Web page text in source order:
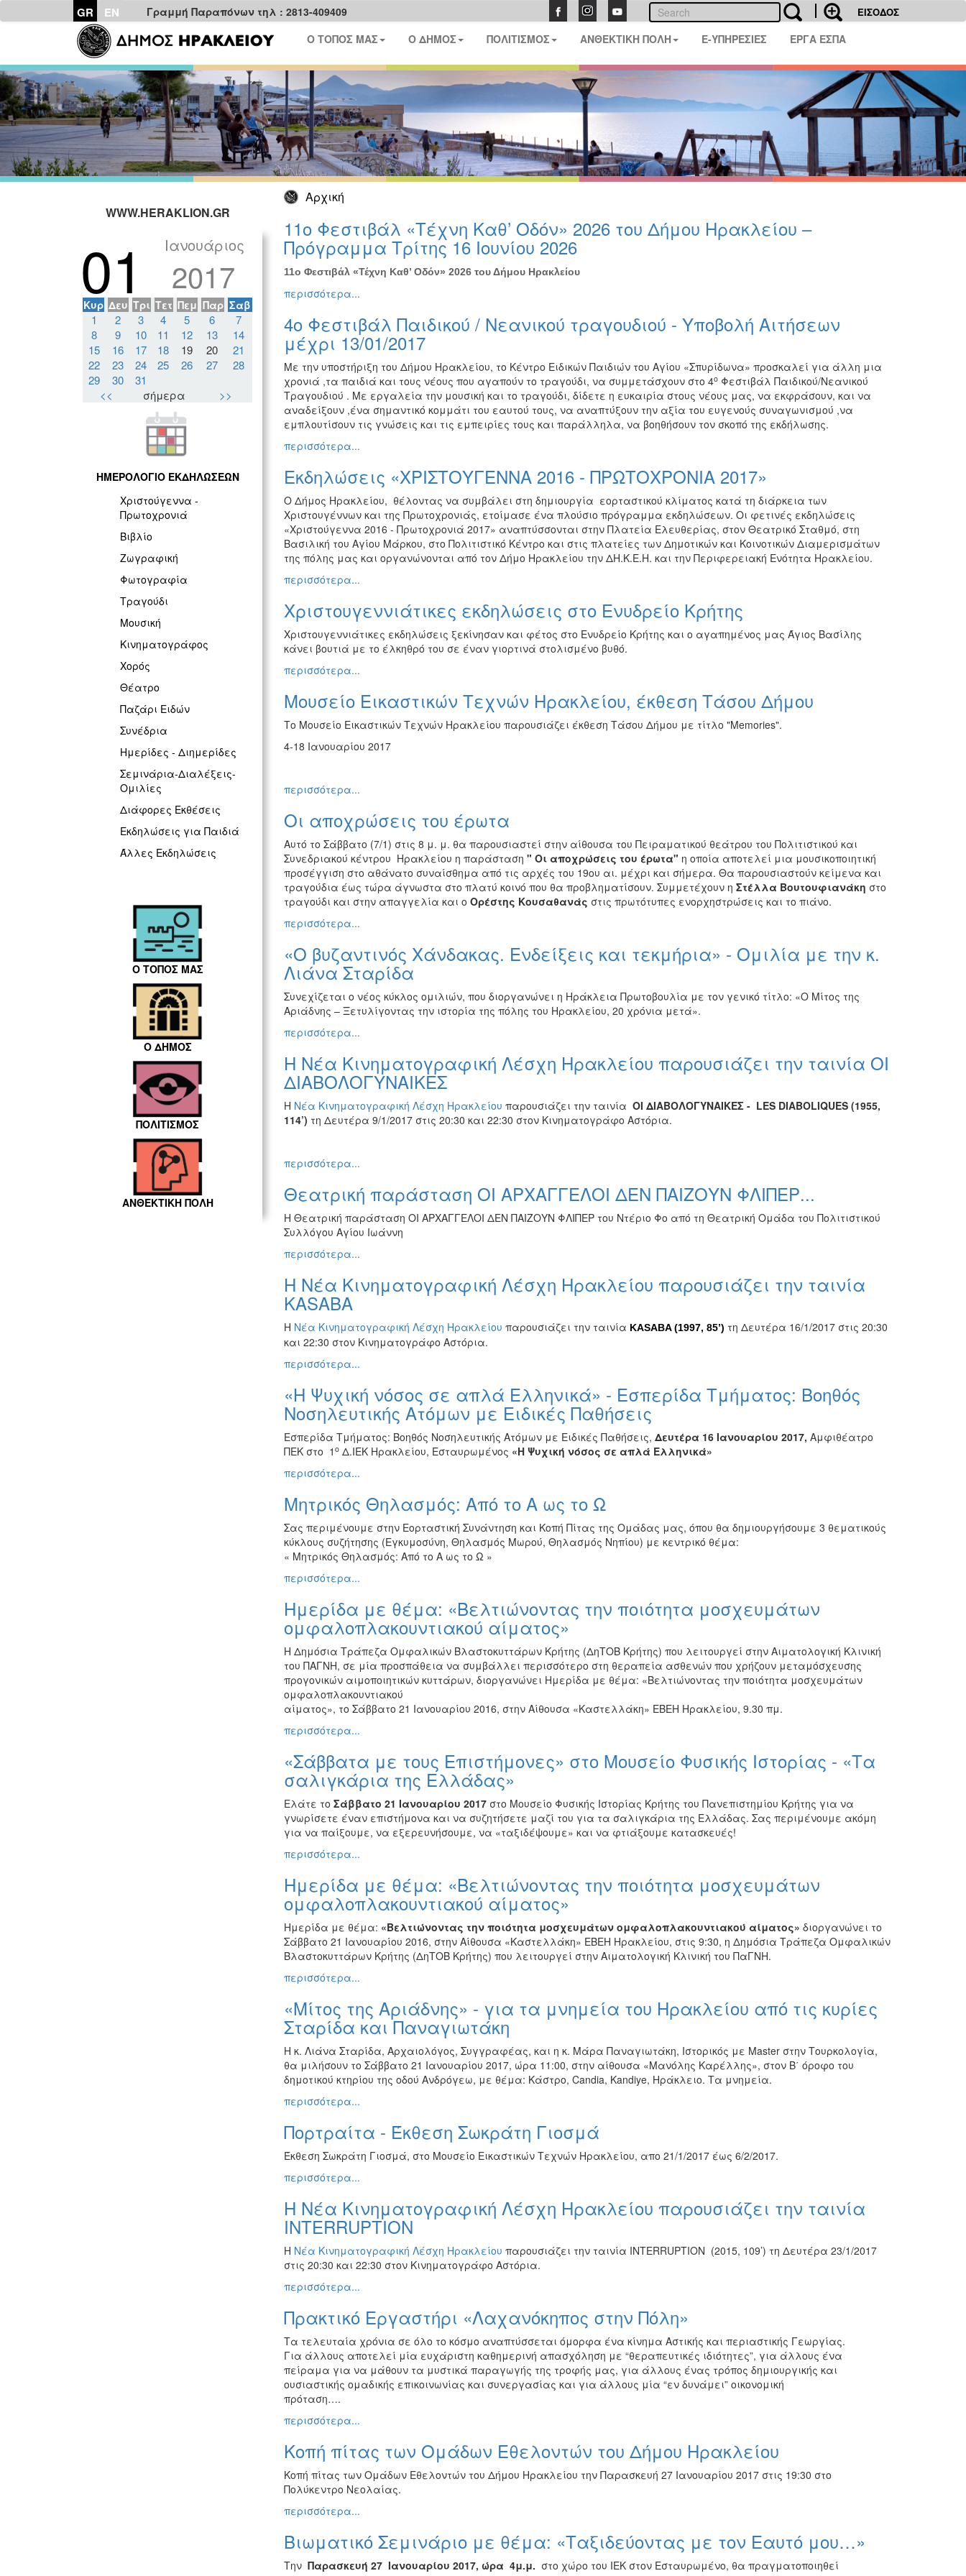
GR EN Γραμμή Παραπόνων τηλ : 2813-409409 ΕΙΣΟΔΟΣ
Ο ΤΟΠΟΣ ΜΑΣ Ο ΔΗΜΟΣ ΠΟΛΙΤΙΣΜΟΣ ΑΝΘΕΚΤΙΚΗ ΠΟΛΗ E-ΥΠΗΡΕΣΙΕΣ ΕΡΓΑ ΕΣΠΑ
Αρχική
WWW.HERAKLION.GR
01 Ιανουάριος
2017
Κυρ Δευ Τρι Τετ Πεμ Παρ Σαβ
1 2 3 4 5 6
7
8
9 10 11 12 13
14
15
16 17 18 19 20
21
22
23 24 25 26 27
28
29
30
31
<<
σήμερα >>
ΗΜΕΡΟΛΟΓΙΟ ΕΚΔΗΛΩΣΕΩΝ
Χριστούγεννα -
Πρωτοχρονιά
Βιβλίο
Ζωγραφική
Φωτογραφία
Τραγούδι
Μουσική
Κινηματογράφος
Χορός
Θέατρο
Παζάρι Ειδών
Συνέδρια
Ημερίδες - Διημερίδες
Σεμινάρια-Διαλέξεις-
Ομιλίες
Διάφορες Εκθέσεις
Εκδηλώσεις για Παιδιά
Άλλες Εκδηλώσεις
Ο ΤΟΠΟΣ ΜΑΣ
Ο ΔΗΜΟΣ
ΠΟΛΙΤΙΣΜΟΣ
ΑΝΘΕΚΤΙΚΗ ΠΟΛΗ
11ο Φεστιβάλ «Τέχνη Καθ’ Οδόν» 2026 του Δήμου Ηρακλείου –
Πρόγραμμα Τρίτης 16 Ιουνίου 2026
11ο Φεστιβάλ «Τέχνη Καθ’ Οδόν» 2026 του Δήμου Ηρακλείου
περισσότερα...
4ο Φεστιβάλ Παιδικού / Νεανικού τραγουδιού - Υποβολή Αιτήσεων
μέχρι 13/01/2017
Με την υποστήριξη του Δήμου Ηρακλείου, το Κέντρο Ειδικών Παιδιών του Αγίου «Σπυρίδωνα» προσκαλεί για άλλη μια
χρονιά ,τα παιδιά και τους νέους που αγαπούν το τραγούδι, να συμμετάσχουν στο 4οΦεστιβάλ Παιδικού/Νεανικού
Τραγουδιού . Με εργαλεία την μουσική και το τραγούδι, δίδετε η ευκαιρία στους νέους μας, να εκφράσουν, και να
αναδείξουν ,ένα σημαντικό κομμάτι του εαυτού τους, να αναπτύξουν την αξία του ευγενούς συναγωνισμού ,να
εμπλουτίσουν τις γνώσεις και τις εμπειρίες τους και παράλληλα, να βοηθήσουν τον σκοπό της εκδήλωσης.
περισσότερα...
Εκδηλώσεις «ΧΡΙΣΤΟΥΓΕΝΝΑ 2016 - ΠΡΩΤΟΧΡΟΝΙΑ 2017»
Ο Δήμος Ηρακλείου, θέλοντας να συμβάλει στη δημιουργία εορταστικού κλίματος κατά τη διάρκεια των
Χριστουγέννων και της Πρωτοχρονιάς, ετοίμασε ένα πλούσιο πρόγραμμα εκδηλώσεων. Οι φετινές εκδηλώσεις
«Χριστούγεννα 2016 - Πρωτοχρονιά 2017» αναπτύσσονται στην Πλατεία Ελευθερίας, στον Θεατρικό Σταθμό, στη
Βασιλική του Αγίου Μάρκου, στο Πολιτιστικό Κέντρο και στις πλατείες των Δημοτικών και Κοινοτικών Διαμερισμάτων
της πόλης μας και οργανώνονται από τον Δήμο Ηρακλείου την ΔΗ.Κ.Ε.Η. και την Περιφερειακή Ενότητα Ηρακλείου.
περισσότερα...
Χριστουγεννιάτικες εκδηλώσεις στο Ενυδρείο Κρήτης
Χριστουγεννιάτικες εκδηλώσεις ξεκίνησαν και φέτος στο Ενυδρείο Κρήτης και ο αγαπημένος μας Άγιος Βασίλης
κάνει βουτιά με το έλκηθρό του σε έναν γιορτινά στολισμένο βυθό.
περισσότερα...
Μουσείο Εικαστικών Τεχνών Ηρακλείου, έκθεση Τάσου Δήμου
Το Μουσείο Εικαστικών Τεχνών Ηρακλείου παρουσιάζει έκθεση Τάσου Δήμου με τίτλο "Memories".
4-18 Ιανουαρίου 2017
περισσότερα...
Οι αποχρώσεις του έρωτα
Αυτό το Σάββατο (7/1) στις 8 μ. μ. θα παρουσιαστεί στην αίθουσα του Πειραματικού θεάτρου του Πολιτιστικού και
Συνεδριακού κέντρου Ηρακλείου η παράσταση " Οι αποχρώσεις του έρωτα" η οποία αποτελεί μια μουσικοποιητική
προσέγγιση στο αθάνατο συναίσθημα από τις αρχές του 19ου αι. μέχρι και σήμερα. Θα παρουσιαστούν κείμενα και
τραγούδια έως τώρα άγνωστα στο πλατύ κοινό που θα προβληματίσουν. Συμμετέχουν η Στέλλα Βουτουφιανάκη στο
τραγούδι και στην απαγγελία και ο Ορέστης Κουσαθανάς στις πρωτότυπες ενορχηστρώσεις και το πιάνο.
περισσότερα...
«Ο βυζαντινός Χάνδακας. Ενδείξεις και τεκμήρια» - Ομιλία με την κ.
Λιάνα Σταρίδα
Συνεχίζεται ο νέος κύκλος ομιλιών, που διοργανώνει η Ηράκλεια Πρωτοβουλία με τον γενικό τίτλο: «Ο Μίτος της
Αριάδνης – Ξετυλίγοντας την ιστορία της πόλης του Ηρακλείου, 20 χρόνια μετά».
περισσότερα...
Η Νέα Κινηματογραφική Λέσχη Ηρακλείου παρουσιάζει την ταινία ΟΙ
ΔΙΑΒΟΛΟΓΥΝΑΙΚΕΣ
Η Νέα Κινηματογραφική Λέσχη Ηρακλείου παρουσιάζει την ταινία ΟΙ ΔΙΑΒΟΛΟΓΥΝΑΙΚΕΣ - LES DIABOLIQUES (1955,
114’) τη Δευτέρα 9/1/2017 στις 20:30 και 22:30 στον Κινηματογράφο Αστόρια.
περισσότερα...
Θεατρική παράσταση ΟΙ ΑΡΧΑΓΓΕΛΟΙ ΔΕΝ ΠΑΙΖΟΥΝ ΦΛΙΠΕΡ...
Η Θεατρική παράσταση ΟΙ ΑΡΧΑΓΓΕΛΟΙ ΔΕΝ ΠΑΙΖΟΥΝ ΦΛΙΠΕΡ του Ντέριο Φο από τη Θεατρική Ομάδα του Πολιτιστικού
Συλλόγου Αγίου Ιωάννη
περισσότερα...
Η Νέα Κινηματογραφική Λέσχη Ηρακλείου παρουσιάζει την ταινία
KASABA
Η Νέα Κινηματογραφική Λέσχη Ηρακλείου παρουσιάζει την ταινία KASABA(1997, 85’) τη Δευτέρα 16/1/2017 στις 20:30
και 22:30 στον Κινηματογράφο Αστόρια.
περισσότερα...
«H Ψυχική νόσος σε απλά Ελληνικά» - Εσπερίδα Τμήματος: Βοηθός
Νοσηλευτικής Ατόμων με Ειδικές Παθήσεις
Εσπερίδα Τμήματος: Βοηθός Νοσηλευτικής Ατόμων με Ειδικές Παθήσεις, Δευτέρα 16 Ιανουαρίου 2017, Αμφιθέατρο
ΠΕΚ στο 1 οΔ.ΙΕΚ Ηρακλείου, Εσταυρωμένος «H Ψυχική νόσος σε απλά Ελληνικά»
περισσότερα...
Μητρικός Θηλασμός: Από το Α ως το Ω
Σας περιμένουμε στην Εορταστική Συνάντηση και Κοπή Πίτας της Ομάδας μας, όπου θα δημιουργήσουμε 3 θεματικούς
κύκλους συζήτησης (Εγκυμοσύνη, Θηλασμός Μωρού, Θηλασμός Νηπίου) με κεντρικό θέμα:
« Μητρικός Θηλασμός: Από το Α ως το Ω »
περισσότερα...
Ημερίδα με θέμα: «Βελτιώνοντας την ποιότητα μοσχευμάτων
ομφαλοπλακουντιακού αίματος»
Η Δημόσια Τράπεζα Ομφαλικών Βλαστοκυττάρων Κρήτης (ΔηΤΟΒ Κρήτης) που λειτουργεί στην Αιματολογική Κλινική
του ΠΑΓΝΗ, σε μία προσπάθεια να συμβάλλει περισσότερο στη θεραπεία ασθενών που χρήζουν μεταμόσχευσης
προγονικών αιμοποιητικών κυττάρων, διοργανώνει Ημερίδα με θέμα: «Βελτιώνοντας την ποιότητα μοσχευμάτων
ομφαλοπλακουντιακού
αίματος», το Σάββατο 21 Ιανουαρίου 2016, στην Αίθουσα «Καστελλάκη» ΕΒΕΗ Ηρακλείου, 9.30 πμ.
περισσότερα...
«Σάββατα με τους Επιστήμονες» στο Μουσείο Φυσικής Ιστορίας - «Τα
σαλιγκάρια της Ελλάδας»
Ελάτε το Σάββατο 21 Ιανουαρίου 2017 στο Μουσείο Φυσικής Ιστορίας Κρήτης του Πανεπιστημίου Κρήτης για να
γνωρίσετε έναν επιστήμονα και να συζητήσετε μαζί του για τα σαλιγκάρια της Ελλάδας. Σας περιμένουμε ακόμη
για να παίξουμε, να εξερευνήσουμε, να «ταξιδέψουμε» και να φτιάξουμε κατασκευές!
περισσότερα...
Ημερίδα με θέμα: «Βελτιώνοντας την ποιότητα μοσχευμάτων
ομφαλοπλακουντιακού αίματος»
Ημερίδα με θέμα: «Βελτιώνοντας την ποιότητα μοσχευμάτων ομφαλοπλακουντιακού αίματος» διοργανώνει το
Σάββατο 21 Ιανουαρίου 2016, στην Αίθουσα «Καστελλάκη» ΕΒΕΗ Ηρακλείου, στις 9:30, η Δημόσια Τράπεζα Ομφαλικών
Βλαστοκυττάρων Κρήτης (ΔηΤΟΒ Κρήτης) που λειτουργεί στην Αιματολογική Κλινική του ΠαΓΝΗ.
περισσότερα...
«Μίτος της Αριάδνης» - για τα μνημεία του Ηρακλείου από τις κυρίες
Σταρίδα και Παναγιωτάκη
Η κ. Λιάνα Σταρίδα, Αρχαιολόγος, Συγγραφέας, και η κ. Μάρα Παναγιωτάκη, Ιστορικός με Master στην Τουρκολογία,
θα μιλήσουν το Σάββατο 21 Ιανουαρίου 2017, ώρα 11:00, στην αίθουσα «Μανόλης Καρέλλης», στον Β΄ όροφο του
δημοτικού κτηρίου της οδού Ανδρόγεω, με θέμα: Κάστρο, Candia, Kandiye, Ηράκλειο. Τα μνημεία.
περισσότερα...
Πορτραίτα - Έκθεση Σωκράτη Γιοσμά
Έκθεση Σωκράτη Γιοσμά, στο Μουσείο Εικαστικών Τεχνών Ηρακλείου, απο 21/1/2017 έως 6/2/2017.
περισσότερα...
Η Νέα Κινηματογραφική Λέσχη Ηρακλείου παρουσιάζει την ταινία
INTERRUPTION
Η Νέα Κινηματογραφική Λέσχη Ηρακλείου παρουσιάζει την ταινία INTERRUPTION (2015, 109’) τη Δευτέρα 23/1/2017
στις 20:30 και 22:30 στον Κινηματογράφο Αστόρια.
περισσότερα...
Πρακτικό Εργαστήρι «Λαχανόκηπος στην Πόλη»
Τα τελευταία χρόνια σε όλο το κόσμο αναπτύσσεται όμορφα ένα κίνημα Αστικής και περιαστικής Γεωργίας.
Για άλλους αποτελεί μία ευχάριστη καθημερινή απασχόληση με “θεραπευτικές ιδιότητες”, για άλλους ένα
πείραμα για να μάθουν τα μυστικά παραγωγής της τροφής μας, για άλλους ένας τρόπος δημιουργικής και
ουσιαστικής ομαδικής επικοινωνίας και συνεργασίας και για άλλους μία “εν δυνάμει” οικονομική
πρόταση….
περισσότερα...
Κοπή πίτας των Ομάδων Εθελοντών του Δήμου Ηρακλείου
Κοπή πίτας των Ομάδων Εθελοντών του Δήμου Ηρακλείου την Παρασκευή 27 Ιανουαρίου 2017 στις 19:30 στο
Πολύκεντρο Νεολαίας.
περισσότερα...
Βιωματικό Σεμινάριο με θέμα: «Ταξιδεύοντας με τον Εαυτό μου…»
Την Παρασκευή 27 Ιανουαρίου 2017, ώρα 4μ.μ. στο χώρο του ΙΕΚ στον Εσταυρωμένο, θα πραγματοποιηθεί